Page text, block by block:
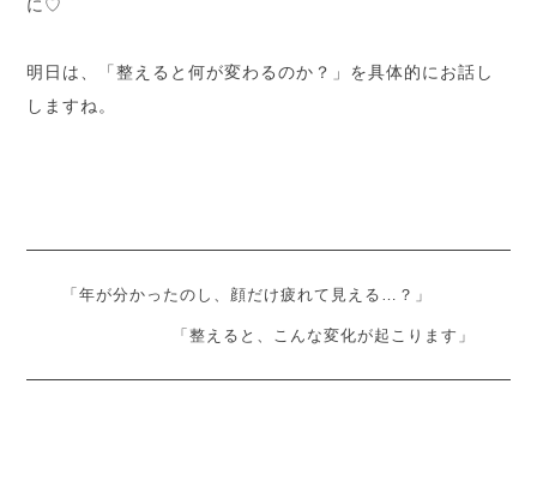
に♡
明日は、「整えると何が変わるのか？」を具体的にお話し
しますね。
「年が分かったのし、顔だけ疲れて見える…？」
「整えると、こんな変化が起こります」